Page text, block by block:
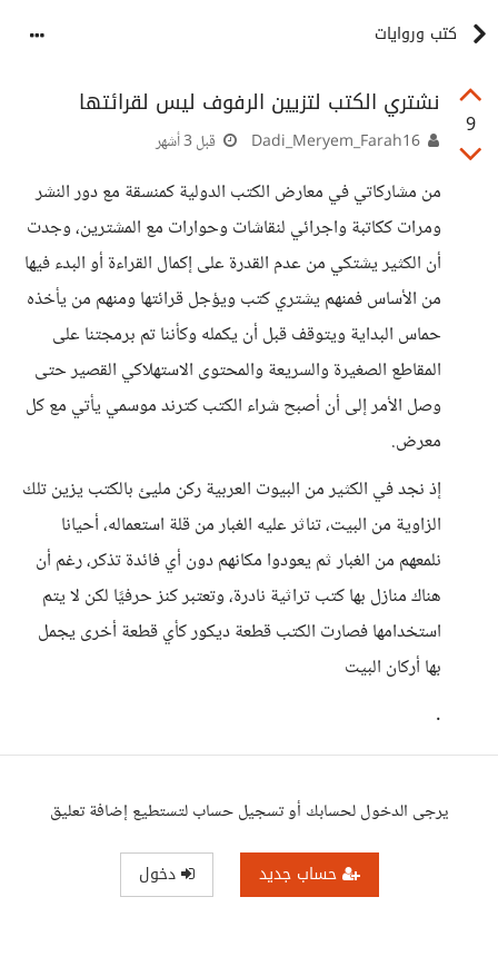
كتب وروايات
9
نشتري الكتب لتزيين الرفوف ليس لقرائتها
قبل 3 أشهر
من مشاركاتي في معارض الكتب الدولية كمنسقة مع دور النشر
ومرات ككاتبة واجرائي لنقاشات وحوارات مع المشترين، وجدت
أن الكثير يشتكي من عدم القدرة على إكمال القراءة أو البدء فيها
من الأساس فمنهم يشتري كتب ويؤجل قرائتها ومنهم من يأخذه
حماس البداية ويتوقف قبل أن يكمله وكأننا تم برمجتنا على
المقاطع الصغيرة والسريعة والمحتوى الاستهلاكي القصير حتى
وصل الأمر إلى أن أصبح شراء الكتب كترند موسمي يأتي مع كل
معرض.
إذ نجد في الكثير من البيوت العربية ركن مليئ بالكتب يزين تلك
الزاوية من البيت، تناثر عليه الغبار من قلة استعماله، أحيانا
نلمعهم من الغبار ثم يعودوا مكانهم دون أي فائدة تذكر، رغم أن
هناك منازل بها كتب تراثية نادرة، وتعتبر كنز حرفيًا لكن لا يتم
استخدامها فصارت الكتب قطعة ديكور كأي قطعة أخرى يجمل
بها أركان البيت
.
يرجى الدخول لحسابك أو تسجيل حساب لتستطيع إضافة تعليق
حساب جديد دخول